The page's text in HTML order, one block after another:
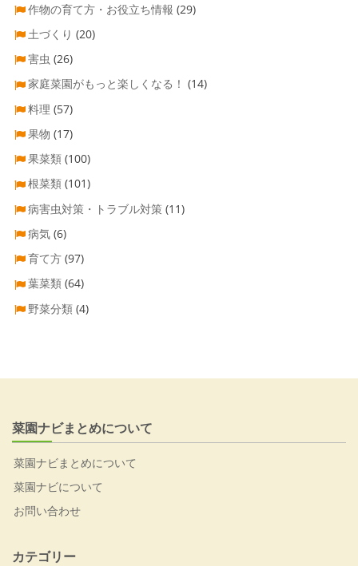
作物の育て方・お役立ち情報 (29)
土づくり (20)
害虫 (26)
家庭菜園がもっと楽しくなる！ (14)
料理 (57)
果物 (17)
果菜類 (100)
根菜類 (101)
病害虫対策・トラブル対策 (11)
病気 (6)
育て方 (97)
葉菜類 (64)
野菜分類 (4)
菜園ナビまとめについて
菜園ナビまとめについて
菜園ナビについて
お問い合わせ
カテゴリー